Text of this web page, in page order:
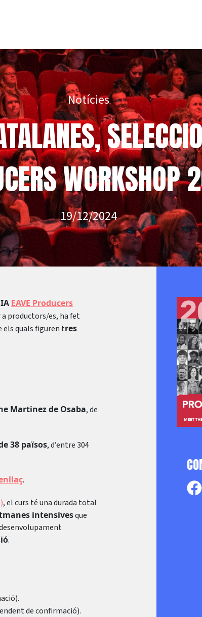
Notícies
WORKSHOP
19/12/2024
EAVE Producers
productors/es, ha fet
els quals figuren tres
Martinez de Osaba, de
38 països, d’entre 304
.
), el curs té una durada total
intensivesque
.
de confirmació).